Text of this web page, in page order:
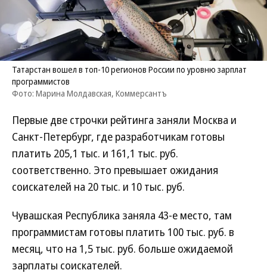
Татарстан вошел в топ-10 регионов России по уровню зарплат
программистов
Фото: Марина Молдавская, Коммерсантъ
Первые две строчки рейтинга заняли Москва и
Санкт-Петербург, где разработчикам готовы
платить 205,1 тыс. и 161,1 тыс. руб.
соответственно. Это превышает ожидания
соискателей на 20 тыс. и 10 тыс. руб.
Чувашская Республика заняла 43-е место, там
программистам готовы платить 100 тыс. руб. в
месяц, что на 1,5 тыс. руб. больше ожидаемой
зарплаты соискателей.